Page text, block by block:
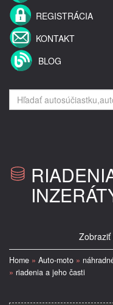
REGISTRÁCIA
KONTAKT
BLOG
Zobraziť
Home » Auto-moto »
» riadenia a jeho časti